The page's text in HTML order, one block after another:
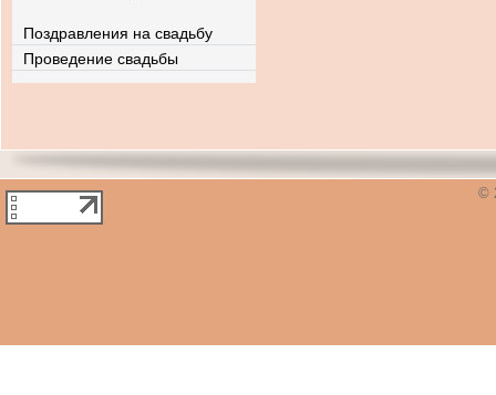
Поздравления на свадьбу
Проведение свадьбы
©